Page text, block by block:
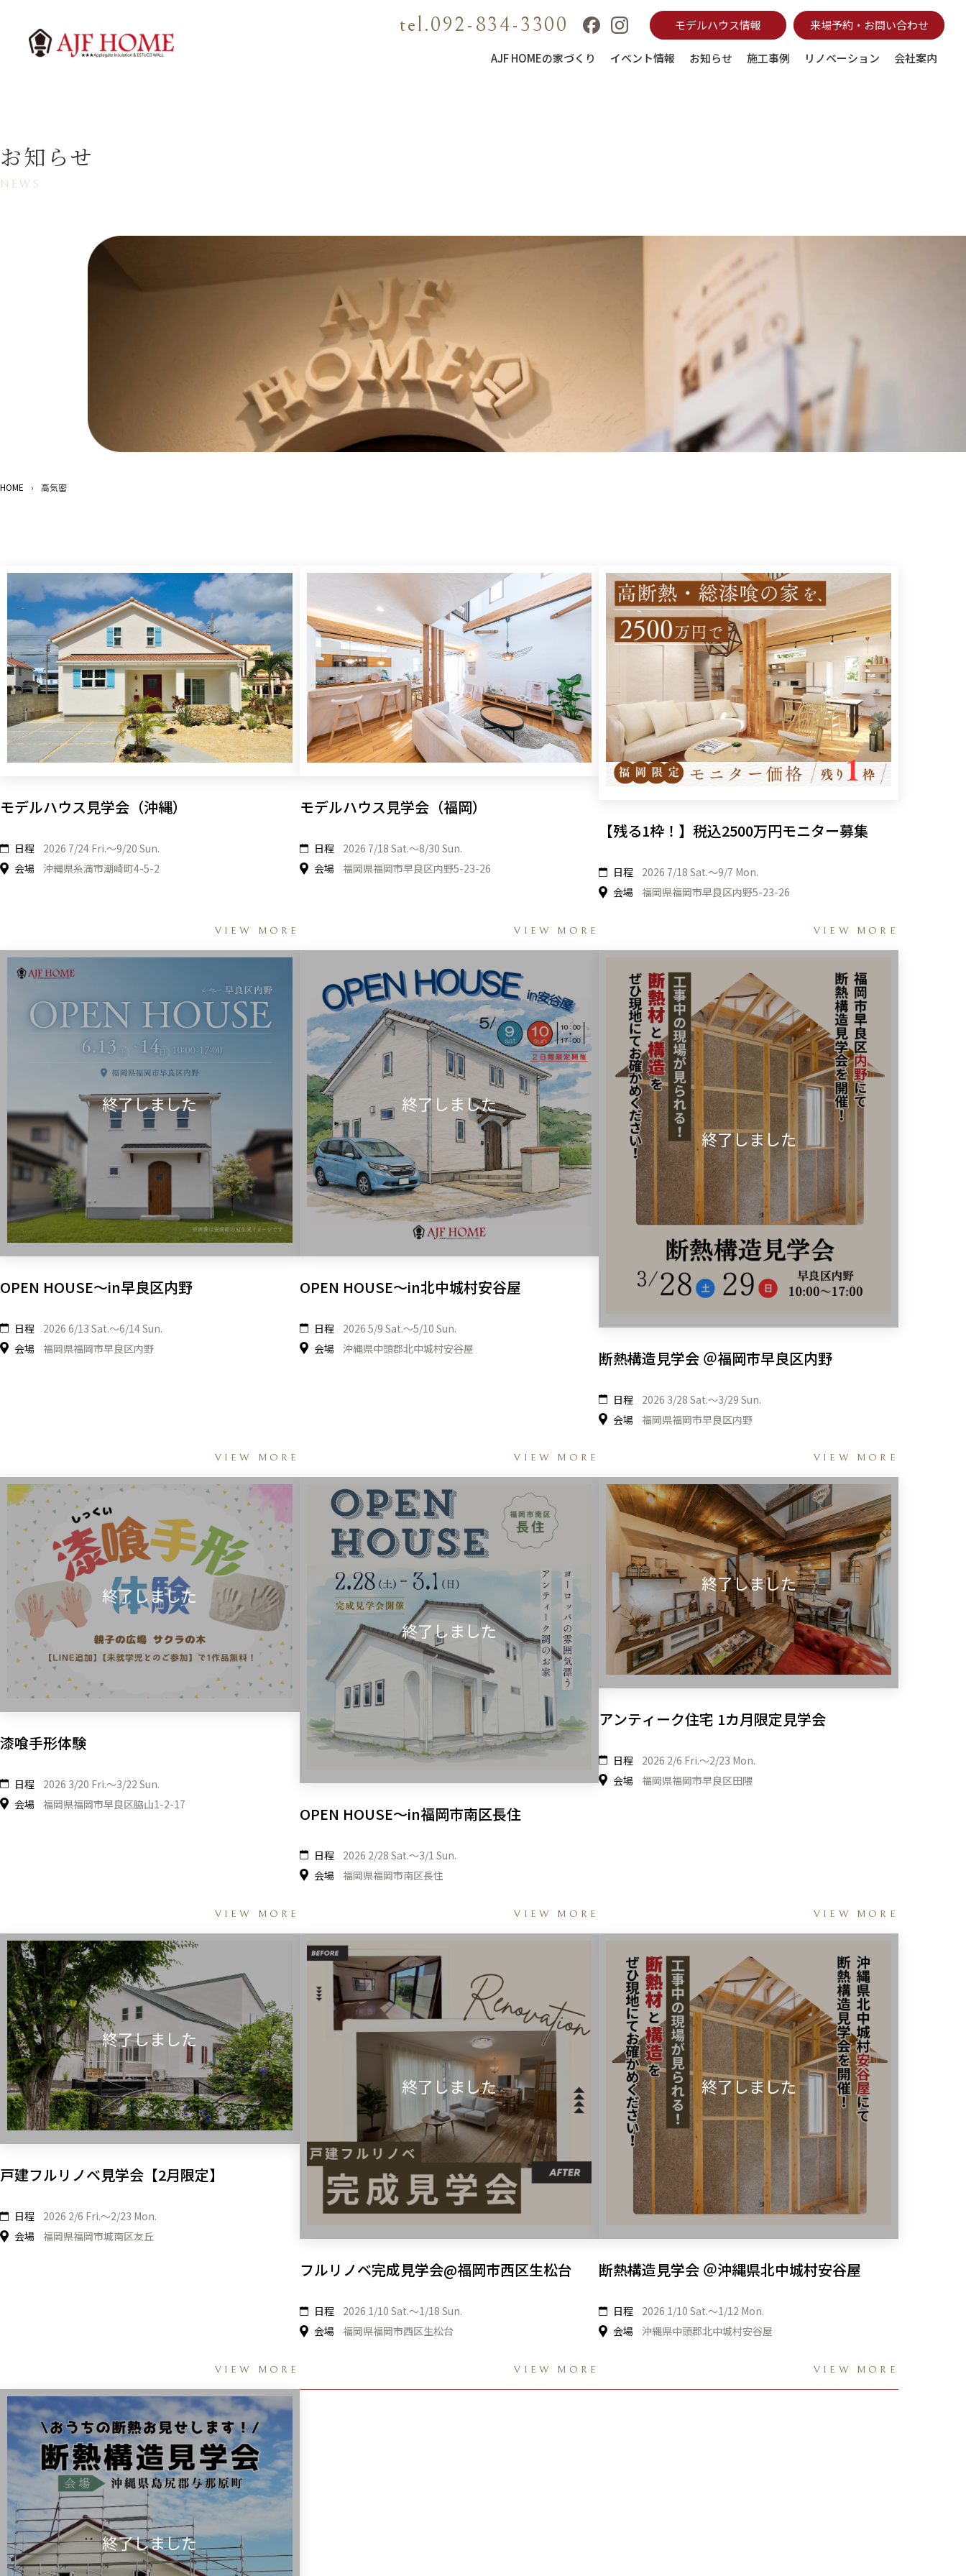
tel.092-834-3300 モデルハウス情報 来場予約・お問い合わせ
AJF HOMEの家づくり イベント情報 お知らせ 施工事例 リノベーション 会社案内
お知らせ
NEWS
HOME › 高気密
モデルハウス見学会（沖縄）
日程
2026 7/24 Fri.〜9/20 Sun.
会場
沖縄県糸満市潮崎町4-5-2
VIEW MORE
モデルハウス見学会（福岡）
日程
2026 7/18 Sat.〜8/30 Sun.
会場
福岡県福岡市早良区内野5-23-26
VIEW MORE
【残る1枠！】税込2500万円モニター募集
日程
2026 7/18 Sat.〜9/7 Mon.
会場
福岡県福岡市早良区内野5-23-26
VIEW MORE
OPEN HOUSE～in早良区内野
日程
2026 6/13 Sat.〜6/14 Sun.
会場
福岡県福岡市早良区内野
VIEW MORE
OPEN HOUSE～in北中城村安谷屋
日程
2026 5/9 Sat.〜5/10 Sun.
会場
沖縄県中頭郡北中城村安谷屋
VIEW MORE
断熱構造見学会 ＠福岡市早良区内野
日程
2026 3/28 Sat.〜3/29 Sun.
会場
福岡県福岡市早良区内野
VIEW MORE
漆喰手形体験
日程
2026 3/20 Fri.〜3/22 Sun.
会場
福岡県福岡市早良区脇山1-2-17
VIEW MORE
OPEN HOUSE～in福岡市南区長住
日程
2026 2/28 Sat.〜3/1 Sun.
会場
福岡県福岡市南区長住
VIEW MORE
アンティーク住宅 1カ月限定見学会
日程
2026 2/6 Fri.〜2/23 Mon.
会場
福岡県福岡市早良区田隈
VIEW MORE
戸建フルリノベ見学会【2月限定】
日程
2026 2/6 Fri.〜2/23 Mon.
会場
福岡県福岡市城南区友丘
VIEW MORE
フルリノベ完成見学会@福岡市西区生松台
日程
2026 1/10 Sat.〜1/18 Sun.
会場
福岡県福岡市西区生松台
VIEW MORE
断熱構造見学会 ＠沖縄県北中城村安谷屋
日程
2026 1/10 Sat.〜1/12 Mon.
会場
沖縄県中頭郡北中城村安谷屋
VIEW MORE